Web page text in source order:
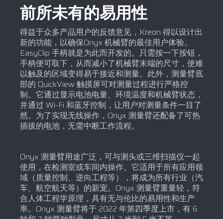
前所未有的易用性
得益于众多产品用户的反馈意见，Kreon 得以设计出
新的功能，以确保Onyx 机械臂的最佳用户体验。
EasyClip 手柄就是为此而开发的。只需按一下按钮，
手柄便可取下，从而减小了机械臂末端的尺寸，使难
以触及的区域变得易于接近和测量。此外，测量臂底
部的 QuickView 触摸屏可对测量过程进行严格控
制。它通过显示电池电量、环境温度和机械臂状态，
并通过 Wi-Fi 和蓝牙控制，让用户对测量条件一目了
然。为了实现无线操作，Onyx 测量臂还配备了可热
插拔的电池，无需中断工作流程。
Onyx 测量臂用途广泛，可与测头或三维扫描仪一起
使用，在检测室或车间内操作。它适用于所有应用领
域（质量控制、逆向工程等），将成为所有行业（汽
车、航空航天等）的新宠。Onyx 测量臂重量轻，符
合人体工程学原理，具有无与伦比的易用性和生产
率。Onyx 测量臂将于 2022 年第四季度上市，有 6